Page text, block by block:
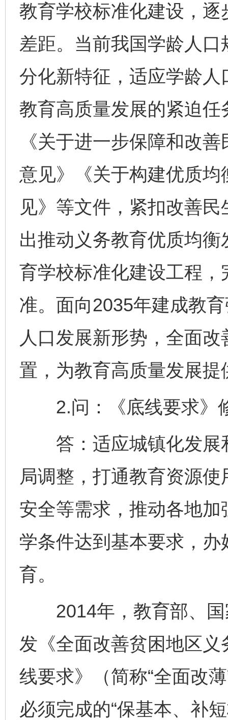
教育学校标准化建设，
差距。当前我国学龄人
分化新特征，适应学龄
教育高质量发展的紧迫
《关于进一步保障和改
意见》《关于构建优质
见》等文件，紧扣改善
出推动义务教育优质均
育学校标准化建设工程
准。面向2035年建成教
人口发展新形势，全面
置，为教育高质量发展
2.问：《底线要求》
答：适应城镇化发展
局调整，打通教育资源
安全等需求，推动各地
学条件达到基本要求，
育。
2014年，教育部、国
发《全面改善贫困地区
线要求》（简称“全面改
必须完成的“保基本、补